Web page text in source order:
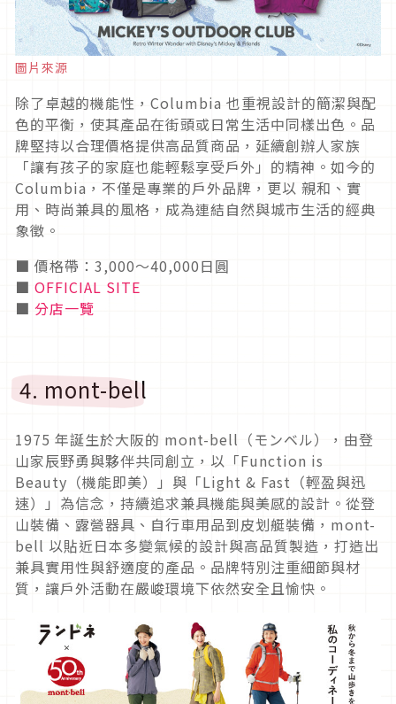
圖片來源
除了卓越的機能性，Columbia 也重視設計的簡潔與配
色的平衡，使其產品在街頭或日常生活中同樣出色。品
牌堅持以合理價格提供高品質商品，延續創辦人家族
「讓有孩子的家庭也能輕鬆享受戶外」的精神。如今的
Columbia，不僅是專業的戶外品牌，更以 親和、實
用、時尚兼具的風格，成為連結自然與城市生活的經典
象徵。
■ 價格帶：3,000〜40,000日圓
■ OFFICIAL SITE
■ 分店一覽
4. mont-bell
1975 年誕生於大阪的 mont-bell（モンベル），由登
山家辰野勇與夥伴共同創立，以「Function is
Beauty（機能即美）」與「Light & Fast（輕盈與迅
速）」為信念，持續追求兼具機能與美感的設計。從登
山裝備、露營器具、自行車用品到皮划艇裝備，mont-
bell 以貼近日本多變氣候的設計與高品質製造，打造出
兼具實用性與舒適度的產品。品牌特別注重細節與材
質，讓戶外活動在嚴峻環境下依然安全且愉快。